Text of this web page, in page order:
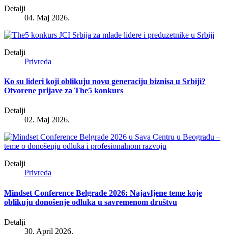
Detalji
04. Maj 2026.
Detalji
Privreda
Ko su lideri koji oblikuju novu generaciju biznisa u Srbiji?
Otvorene prijave za The5 konkurs
Detalji
02. Maj 2026.
Detalji
Privreda
Mindset Conference Belgrade 2026: Najavljene teme koje
oblikuju donošenje odluka u savremenom društvu
Detalji
30. April 2026.